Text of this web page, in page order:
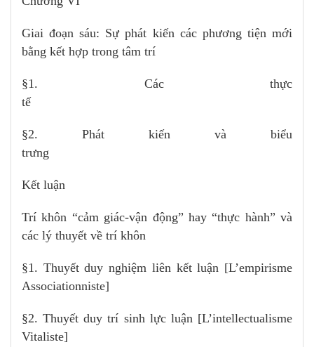
Giai đoạn sáu: Sự phát kiến các phương tiện mới
bằng kết hợp trong tâm trí
§1. Các thực
§2. Phát kiến và biểu
trưng
Kết luận
Trí khôn “cảm giác-vận động” hay “thực hành” và
các lý thuyết về trí khôn
§1. Thuyết duy nghiệm liên kết luận [L’empirisme
Associationniste]
§2. Thuyết duy trí sinh lực luận [L’intellectualisme
Vitaliste]